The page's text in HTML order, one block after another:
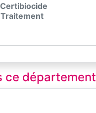
ce département